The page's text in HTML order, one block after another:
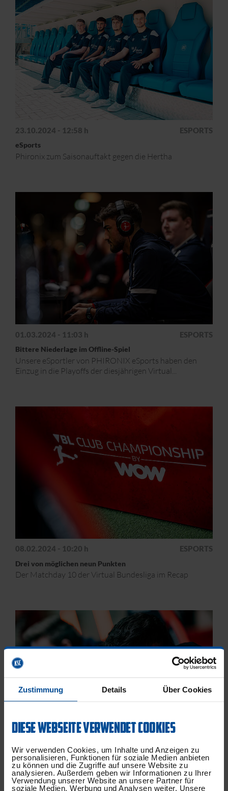
Zustimmung Details Über Cookies
DIESE WEBSEITE VERWENDET COOKIES
Wir verwenden Cookies, um Inhalte und Anzeigen zu
personalisieren, Funktionen für soziale Medien anbieten
zu können und die Zugriffe auf unsere Website zu
analysieren. Außerdem geben wir Informationen zu Ihrer
Verwendung unserer Website an unsere Partner für
soziale Medien, Werbung und Analysen weiter. Unsere
23.10.2024 - 12:58 h ESPORTS
eSports
Phironix zum Saisonauftakt gegen die Hertha
01.03.2024 - 11:03 h ESPORTS
Bittere Niederlage im Offline-Spiel
Unsere eSportler von PHIRONIX eSports haben den
Einzug in die Playoffs der diesjährigen Virtual...
08.02.2024 - 10:20 h ESPORTS
Drei von möglichen neun Punkten
Der Matchday 10 der Virtual Bundesliga im Recap
25.01.2024 - 12:36 h ESPORTS
4 von möglichen 9 Punkten
Ein Unentschieden, eine Niederlage und ein Sieg am
dreier Spieltag